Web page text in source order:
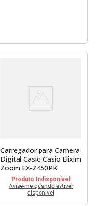
Carregador para Camera
Digital Casio Casio Elixim
Zoom EX-Z450PK
Produto Indisponível
Avise-me quando estiver
disponível